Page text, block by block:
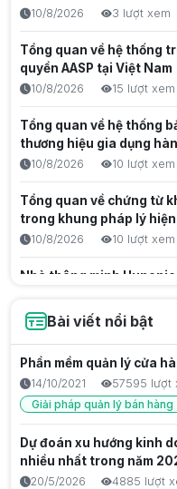
10/8/2026 3 lượt xem
Tổng quan về hệ thống
quyền AASP tại Việt Nam
10/8/2026 15 lượt xem
Tổng quan về hệ thống
thương hiệu gia dụng
10/8/2026 10 lượt xem
Tổng quan về chứng từ
trong khung pháp lý
10/8/2026 10 lượt xem
Nhà thông minh
10/8/2026 7 lượt xem
hiện đại
10/8/2026 7 lượt xem
Nhà Thông Minh Là Gì?
Cuộc Sống Hiện Đại
8/8/2026 21 lượt xem
Bài viết nổi bật
Phần mềm quản lý cửa
14/10/2021
57595 lượt
Giải pháp quản lý bán hàng
Dự đoán xu hướng kinh
nhiều nhất trong năm
20/5/2026 4885 lượt